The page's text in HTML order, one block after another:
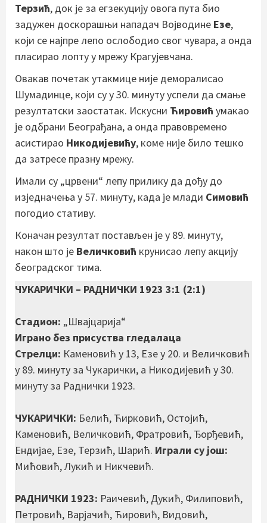
Терзић, док је за егзекуцију овога пута био
задужен доскорашњи нападач Војводине Езе,
који се најпре лепо ослободио свог чувара, а онда
пласирао лопту у мрежу Крагујевчана.
Овакав почетак утакмице није деморалисао
Шумадинце, који су у 30. минуту успели да смање
резултатски заостатак. Искусни Ћировић умакао
је одбрани Београђана, а онда правовремено
асистирао Никодијевићу, коме није било тешко
да затресе празну мрежу.
Имали су „црвени“ лепу прилику да дођу до
изједначења у 57. минуту, када је млади Симовић
погодио стативу.
Коначан резултат постављен је у 89. минуту,
након што је Величковић крунисао лепу акцију
београдског тима.
ЧУКАРИЧКИ – РАДНИЧКИ 1923 3:1 (2:1)
Стадион: „Швајцарија“
Играно без присуства гледалаца
Стрелци: Каменовић у 13, Езе у 20. и Величковић
у 89. минуту за Чукарички, а Никодијевић у 30.
минуту за Раднички 1923.
ЧУКАРИЧКИ: Белић, Ћирковић, Остојић,
Каменовић, Величковић, Фратровић, Ђорђевић,
Ендијае, Езе, Терзић, Шарић. Играли су још:
Мићовић, Лукић и Никчевић.
РАДНИЧКИ 1923: Раичевић, Дукић, Филиповић,
Петровић, Варјачић, Ћировић, Видовић,